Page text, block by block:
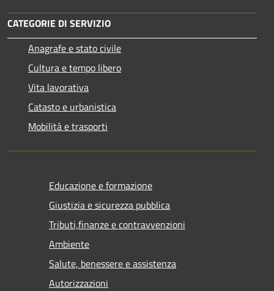
CATEGORIE DI SERVIZIO
Anagrafe e stato civile
Cultura e tempo libero
Vita lavorativa
Catasto e urbanistica
Mobilità e trasporti
Educazione e formazione
Giustizia e sicurezza pubblica
Tributi,finanze e contravvenzioni
Ambiente
Salute, benessere e assistenza
Autorizzazioni